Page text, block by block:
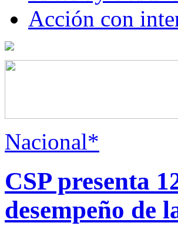
Acción con
Nacional*
CSP presenta
desempeño de